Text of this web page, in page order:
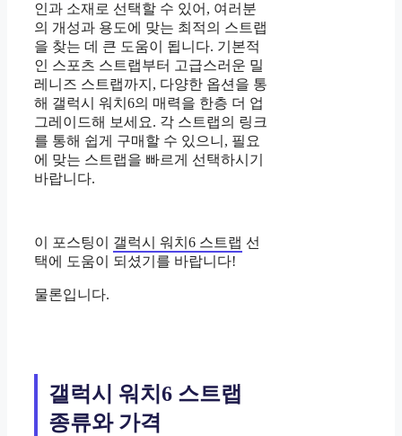
인과 소재로 선택할 수 있어, 여러분
의 개성과 용도에 맞는 최적의 스트랩
을 찾는 데 큰 도움이 됩니다. 기본적
인 스포츠 스트랩부터 고급스러운 밀
레니즈 스트랩까지, 다양한 옵션을 통
해 갤럭시 워치6의 매력을 한층 더 업
그레이드해 보세요. 각 스트랩의 링크
를 통해 쉽게 구매할 수 있으니, 필요
에 맞는 스트랩을 빠르게 선택하시기
바랍니다.
이 포스팅이 갤럭시 워치6 스트랩 선
택에 도움이 되셨기를 바랍니다!
물론입니다.
갤럭시 워치6 스트랩
종류와 가격